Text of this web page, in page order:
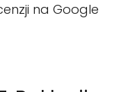
na Google